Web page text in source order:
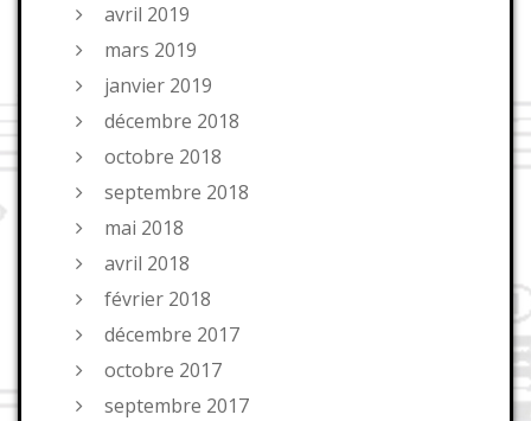
avril 2019
mars 2019
janvier 2019
décembre 2018
octobre 2018
septembre 2018
mai 2018
avril 2018
février 2018
décembre 2017
octobre 2017
septembre 2017